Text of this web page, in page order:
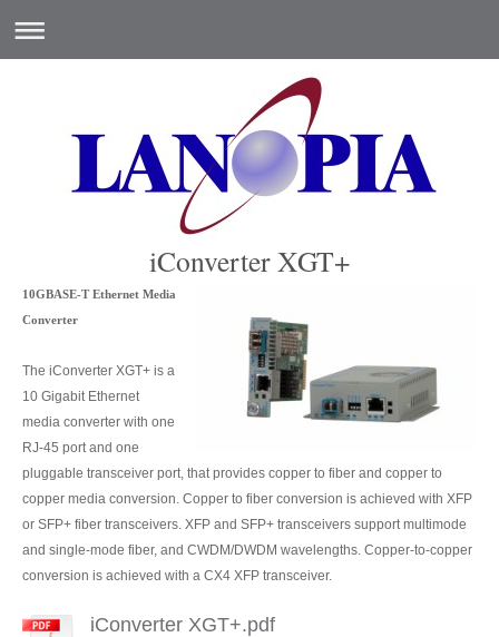
iConverter XGT+
10GBASE-T Ethernet Media
Converter
The iConverter XGT+ is a
10 Gigabit Ethernet
media converter with one
RJ-45 port and one
pluggable transceiver port, that provides copper to fiber and copper to
copper media conversion. Copper to fiber conversion is achieved with XFP
or SFP+ fiber transceivers. XFP and SFP+ transceivers support multimode
and single-mode fiber, and CWDM/DWDM wavelengths. Copper-to-copper
conversion is achieved with a CX4 XFP transceiver.
iConverter XGT+.pdf